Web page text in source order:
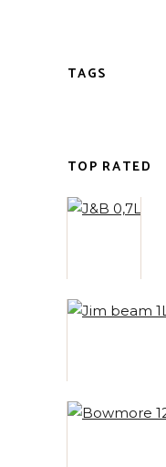
TAGS
TOP RATED